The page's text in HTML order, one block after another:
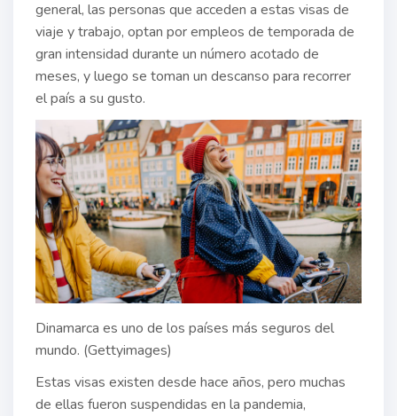
general, las personas que acceden a estas visas de
viaje y trabajo, optan por empleos de temporada de
gran intensidad durante un número acotado de
meses, y luego se toman un descanso para recorrer
el país a su gusto.
Dinamarca es uno de los países más seguros del
mundo. (Gettyimages)
Estas visas existen desde hace años, pero muchas
de ellas fueron suspendidas en la pandemia,